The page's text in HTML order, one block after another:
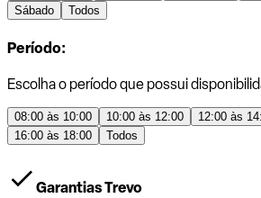
Sábado
Todos
Período:
Escolha o período que possui
08:00 às 10:00 10:00 às 12:00 12:00 às
16:00 às 18:00
Todos
Garantias Trevo